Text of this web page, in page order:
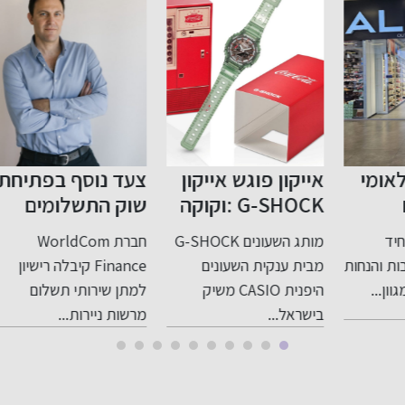
אייקון פוגש אייקון
G-SHOCK :וקוקה
פעולה במהדורה
סופר מוגבלת
מותג השעונים G-SHOCK
מבית ענקית השעונים
היפנית CASIO משיק
בישראל...
צעד נוסף בפתיחת
שוק התשלומים
בישראל לתחרות
חברת WorldCom
Finance קיבלה רישיון
למתן שירותי תשלום
מרשות ניירות...